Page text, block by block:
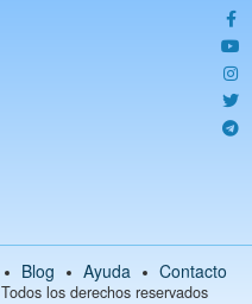
Blog Ayuda Contacto
Todos los derechos reservados